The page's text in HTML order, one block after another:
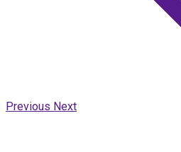
Previous Next